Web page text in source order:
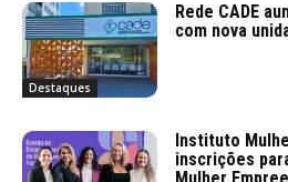
Destaques
Rede CADE
com nova
Instituto
inscrições